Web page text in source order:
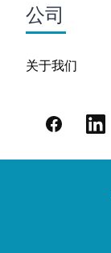
公司
关于我们